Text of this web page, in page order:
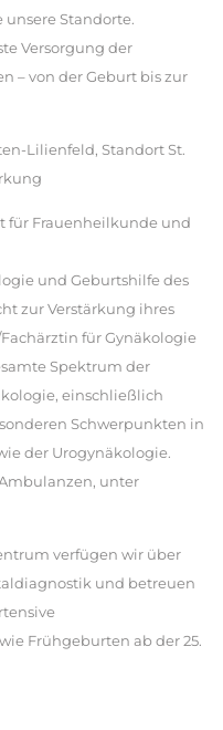
Standorte.
Versorgung der
– von der Geburt bis zur
Lilienfeld, Standort St.
für Frauenheilkunde und
und Geburtshilfe des
zur Verstärkung ihres
für Gynäkologie
Spektrum der
einschließlich
Schwerpunkten in
der Urogynäkologie.
unter
verfügen wir über
und betreuen
Frühgeburten ab der 25.